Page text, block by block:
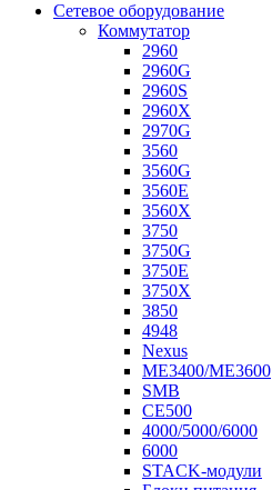
Сетевое оборудование
Коммутатор
2960
2960G
2960S
2960X
2970G
3560
3560G
3560E
3560X
3750
3750G
3750E
3750X
3850
4948
Nexus
ME3400/ME3600
SMB
CE500
4000/5000/6000
6000
STACK-модули